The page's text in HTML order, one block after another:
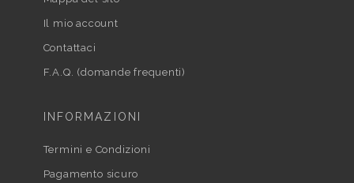
Il mio account
Contattaci
F.A.Q. (domande frequenti)
INFORMAZIONI
Termini e Condizioni
Pagamento sicuro